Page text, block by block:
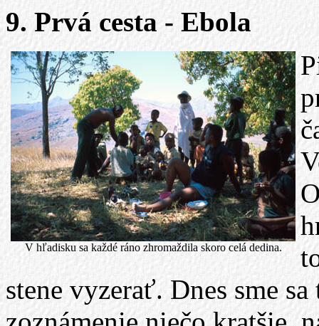
9. Prvá cesta - Ebola
V hľadisku sa každé ráno zhromaždila skoro celá dedina.
stene vyzerať. Dnes sme